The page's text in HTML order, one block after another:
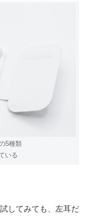
5種類
いる
してみても、左耳だ